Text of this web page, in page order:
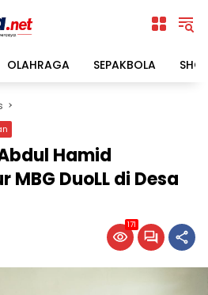
OLAHRAGA SEPAKBOLA
Hamid
MBG DuoLL di Desa
171